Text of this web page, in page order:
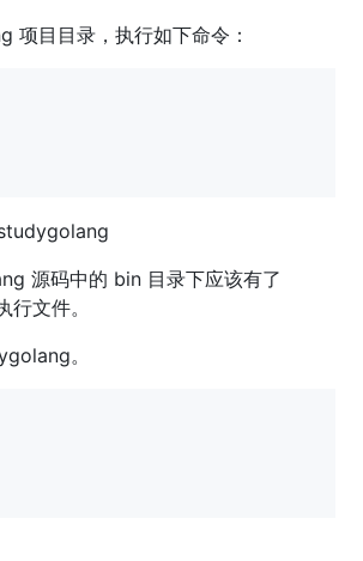
项目目录，执行如下命令：
源码中的 bin 目录下应该有了
文件。
。